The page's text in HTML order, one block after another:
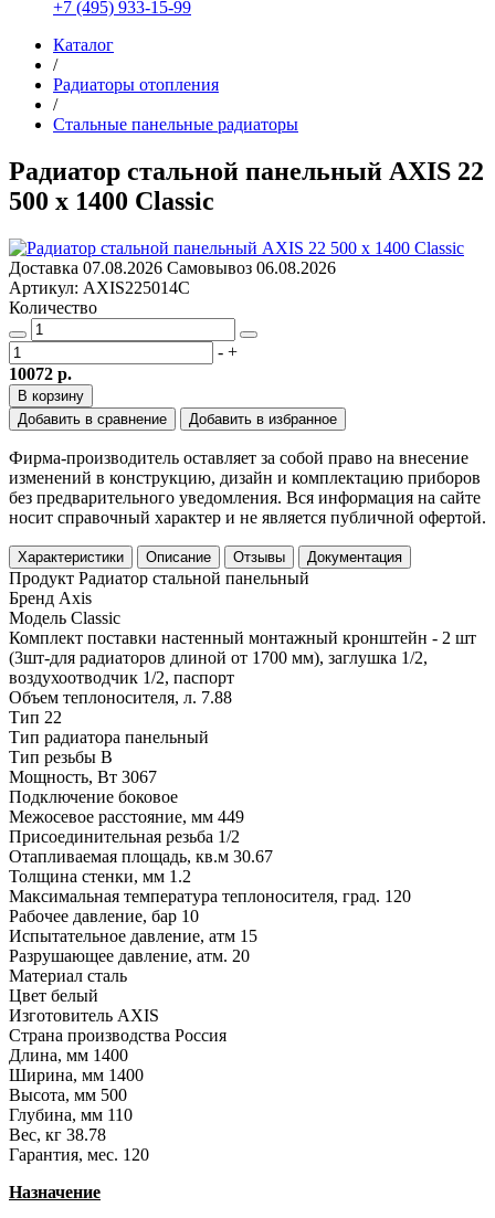
+7 (495) 933-15-99
Каталог
/
Радиаторы отопления
/
Стальные панельные радиаторы
Радиатор стальной панельный AXIS 22
500 x 1400 Classic
Доставка 07.08.2026 Самовывоз 06.08.2026
Артикул: AXIS225014C
Количество
- +
10072 р.
В корзину
Добавить в сравнение
Добавить в избранное
Фирма-производитель оставляет за собой право на внесение
изменений в конструкцию, дизайн и комплектацию приборов
без предварительного уведомления. Вся информация на сайте
носит справочный характер и не является публичной офертой.
Характеристики Описание Отзывы Документация
Продукт Радиатор стальной панельный
Бренд Axis
Модель Classic
Комплект поставки настенный монтажный кронштейн - 2 шт
(3шт-для радиаторов длиной от 1700 мм), заглушка 1/2,
воздухоотводчик 1/2, паспорт
Объем теплоносителя, л. 7.88
Тип 22
Тип радиатора панельный
Тип резьбы В
Мощность, Вт 3067
Подключение боковое
Межосевое расстояние, мм 449
Присоединительная резьба 1/2
Отапливаемая площадь, кв.м 30.67
Толщина стенки, мм 1.2
Максимальная температура теплоносителя, град. 120
Рабочее давление, бар 10
Испытательное давление, атм 15
Разрушающее давление, атм. 20
Материал сталь
Цвет белый
Изготовитель AXIS
Страна производства Россия
Длина, мм 1400
Ширина, мм 1400
Высота, мм 500
Глубина, мм 110
Вес, кг 38.78
Гарантия, мес. 120
Назначение